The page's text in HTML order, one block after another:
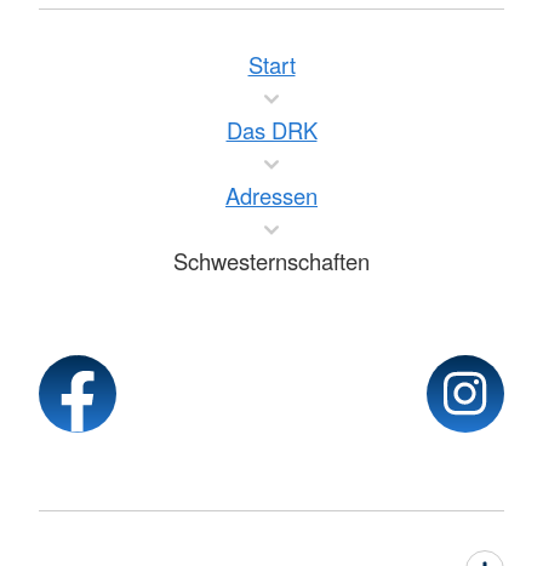
Start
Das DRK
Adressen
Schwesternschaften